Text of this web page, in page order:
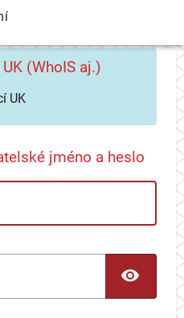
(WhoIS aj.)
UK
jméno a heslo